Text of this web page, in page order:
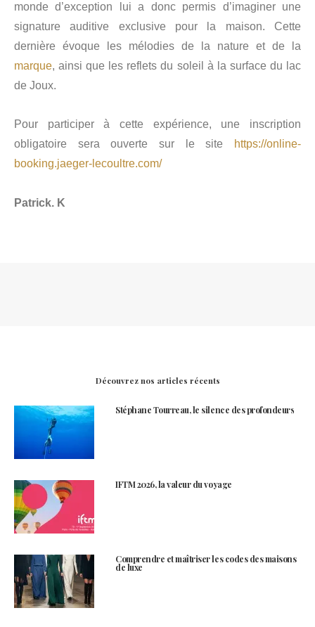
monde d’exception lui a donc permis d’imaginer une
signature auditive exclusive pour la maison. Cette
dernière évoque les mélodies de la nature et de la
marque, ainsi que les reflets du soleil à la surface du lac
de Joux.
Pour participer à cette expérience, une inscription
obligatoire sera ouverte sur le site
https://online-
booking.jaeger-lecoultre.com/
Patrick. K
Découvrez nos articles récents
Stéphane Tourreau, le silence des profondeurs
IFTM 2026, la valeur du voyage
Comprendre et maîtriser les codes des maisons
de luxe